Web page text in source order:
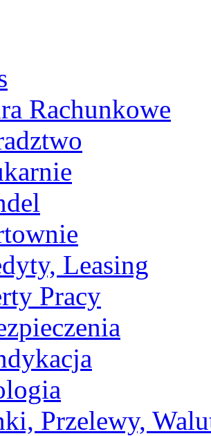
Rachunkowe
Leasing
Pracy
Przelewy,